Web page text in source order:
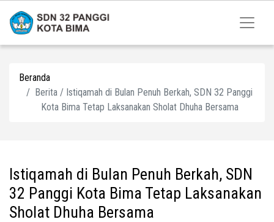
Beranda
Berita / Istiqamah di Bulan Penuh Berkah, SDN 32 Panggi
Kota Bima Tetap Laksanakan Sholat Dhuha Bersama
Istiqamah di Bulan Penuh Berkah, SDN
32 Panggi Kota Bima Tetap Laksanakan
Sholat Dhuha Bersama